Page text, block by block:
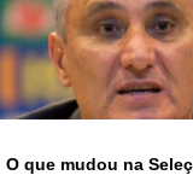
O que mudou na